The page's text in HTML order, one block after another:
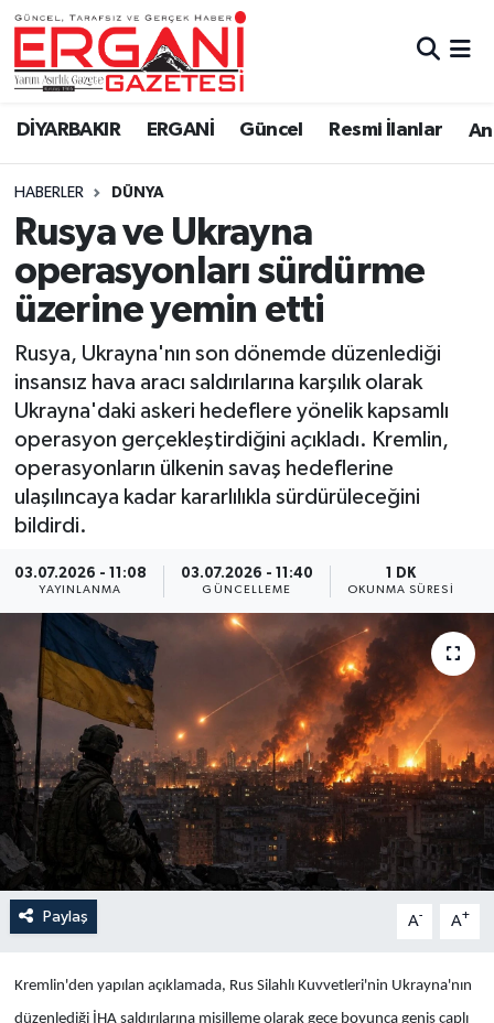
DİYARBAKIR ERGANİ Güncel Resmi İlanlar
HABERLER DÜNYA
Rusya ve Ukrayna
operasyonları sürdürme
üzerine yemin etti
Rusya, Ukrayna'nın son dönemde düzenlediği
insansız hava aracı saldırılarına karşılık olarak
Ukrayna'daki askeri hedeflere yönelik kapsamlı
operasyon gerçekleştirdiğini açıkladı. Kremlin,
operasyonların ülkenin savaş hedeflerine
ulaşılıncaya kadar kararlılıkla sürdürüleceğini
bildirdi.
03.07.2026 - 11:08
YAYINLANMA
03.07.2026 - 11:40
GÜNCELLEME
1 DK
OKUNMA SÜRESI
Paylaş A- A+
Kremlin'den yapılan açıklamada, Rus Silahlı Kuvvetleri'nin Ukrayna'nın
düzenlediği İHA saldırılarına misilleme olarak gece boyunca geniş çaplı
DİYARBAKIR
BİSMİL
BAĞLAR
ERGANİ
Güncel
Eği̇ti̇m
Resmi İlanlar
Sağlık
Si̇yaset
Spor
Yaşam
Anali̇z
Bi̇li̇m & Teknoloji̇
Dünya
Eği̇ti̇m
Ergani Nöbetçi Eczaneler
Ergani Hava Durumu
Ergani Trafik Yoğunluk Haritası
Süper Lig Puan Durumu ve Fikstür
Tüm Manşetler
Son Dakika Haberleri
Haber Arşivi